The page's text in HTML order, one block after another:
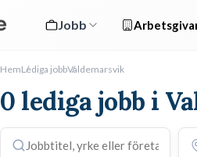
Jobb
HemLediga jobbValdemarsvik
0 lediga jobb i